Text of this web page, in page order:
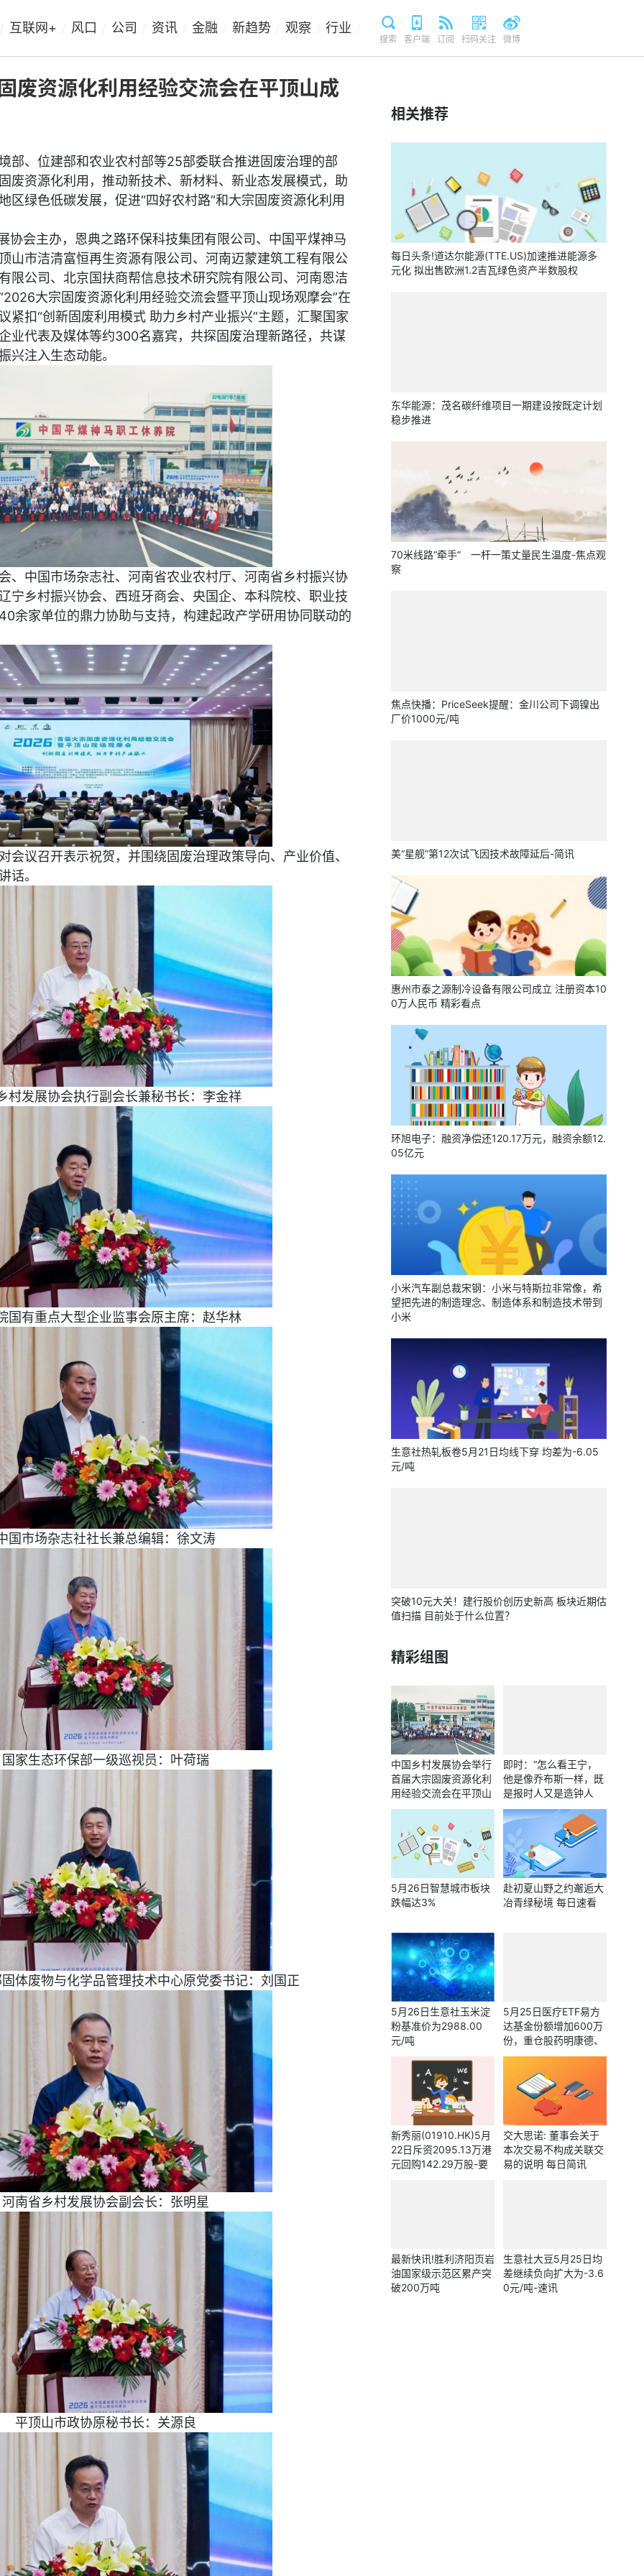
互联网+ 风口 公司 资讯 金融 新趋势 观察 行业
搜索 客户端 订阅 扫码关注 微博
废资源化利用经验交流会在平顶山成
部、位建部和农业农村部等25部委联合推进固废治理的部
废资源化利用，推动新技术、新材料、新业态发展模式，助
区绿色低碳发展，促进“四好农村路”和大宗固废资源化利用
协会主办，恩典之路环保科技集团有限公司、中国平煤神马
山市洁清富恒再生资源有限公司、河南迈蒙建筑工程有限公
限公司、北京国扶商帮信息技术研究院有限公司、河南恩洁
大宗固废资源化利用经验交流会暨平顶山现场观摩会”在
紧扣“创新固废利用模式 助力乡村产业振兴”主题，汇聚国家
业代表及媒体等约300名嘉宾，共探固废治理新路径，共谋
兴注入生态动能。
、中国市场杂志社、河南省农业农村厅、河南省乡村振兴协
宁乡村振兴协会、西班牙商会、央国企、本科院校、职业技
余家单位的鼎力协助与支持，构建起政产学研用协同联动的
会议召开表示祝贺，并围绕固废治理政策导向、产业价值、
话。
村发展协会执行副会长兼秘书长：李金祥
国有重点大型企业监事会原主席：赵华林
国市场杂志社社长兼总编辑：徐文涛
国家生态环保部一级巡视员：叶荷瑞
体废物与化学品管理技术中心原党委书记：刘国正
河南省乡村发展协会副会长：张明星
平顶山市政协原秘书长：关源良
相关推荐
每日头条!道达尔能源(TTE.US)加速推进能源多
元化 拟出售欧洲1.2吉瓦绿色资产半数股权
东华能源：茂名碳纤维项目一期建设按既定计划
稳步推进
70米线路“牵手” 一杆一策丈量民生温度-焦点观
察
焦点快播：PriceSeek提醒：金川公司下调镍出
厂价1000元/吨
美“星舰”第12次试飞因技术故障延后-简讯
惠州市泰之源制冷设备有限公司成立 注册资本10
0万人民币 精彩看点
环旭电子：融资净偿还120.17万元，融资余额12.
05亿元
小米汽车副总裁宋钢：小米与特斯拉非常像，希
望把先进的制造理念、制造体系和制造技术带到
小米
生意社热轧板卷5月21日均线下穿 均差为-6.05
元/吨
突破10元大关！建行股价创历史新高 板块近期估
值扫描 目前处于什么位置？
精彩组图
中国乡村发展协会举行
首届大宗固废资源化利
用经验交流会在平顶山
成功举办
即时：“怎么看王宁，
他是像乔布斯一样，既
是报时人又是造钟人
吗”？段永平回应
5月26日智慧城市板块
跌幅达3%
赴初夏山野之约邂逅大
冶青绿秘境 每日速看
5月26日生意社玉米淀
粉基准价为2988.00
元/吨
5月25日医疗ETF易方
达基金份额增加600万
份，重仓股药明康德、
迈瑞医疗、联影医疗 实
新秀丽(01910.HK)5月
22日斥资2095.13万港
元回购142.29万股-要
交大思诺: 董事会关于
本次交易不构成关联交
易的说明 每日简讯
最新快讯!胜利济阳页岩
油国家级示范区累产突
破200万吨
生意社大豆5月25日均
差继续负向扩大为-3.6
0元/吨-速讯